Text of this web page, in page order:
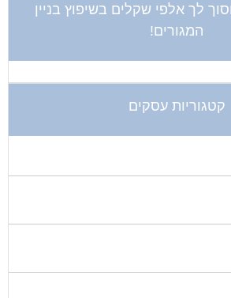
לך אלפי שקלים בשיפוץ בניין
המגורים!
קטגוריות עסקים